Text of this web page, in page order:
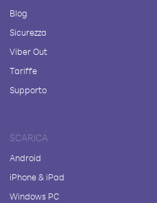
Blog
Sicurezza
Viber Out
Tariffe
Supporto
SCARICA
Android
iPhone & iPad
Windows PC